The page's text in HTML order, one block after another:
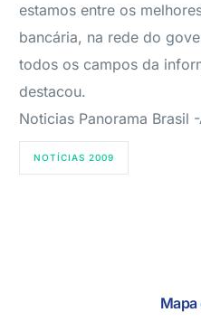
estamos entre os
bancária, na rede do
todos os campos da
destacou.
Noticias Panorama Brasil
NOTÍCIAS 2009
Mapa